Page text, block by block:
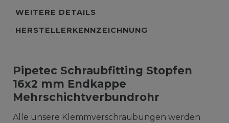
WEITERE DETAILS
HERSTELLERKENNZEICHNUNG
Pipetec Schraubfitting Stopfen
16x2 mm Endkappe
Mehrschichtverbundrohr
Alle unsere Klemmverschraubungen werden